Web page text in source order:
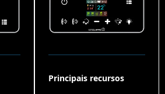
Principais recursos